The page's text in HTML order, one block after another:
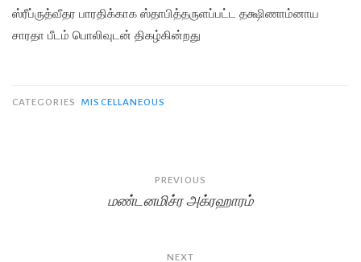
ஸ்ரீப்ருத்வீதர பாரதிக்காக ஸ்தாபித்தருளப்பட்ட தக்ஷிணாம்னாய
சாரதா பீடம் பொலிவுடன் திகழ்கின்றது
CATEGORIES MISCELLANEOUS
navigation
PREVIOUS
மண்டனமிச்ர அக்ரஹாரம்
NEXT